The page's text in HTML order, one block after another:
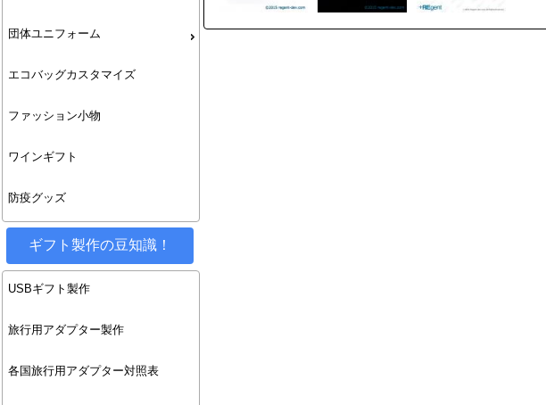
団体ユニフォーム
エコバッグカスタマイズ
ファッション小物
ワインギフト
防疫グッズ
ギフト製作の豆知識！
USBギフト製作
旅行用アダプター製作
各国旅行用アダプター対照表